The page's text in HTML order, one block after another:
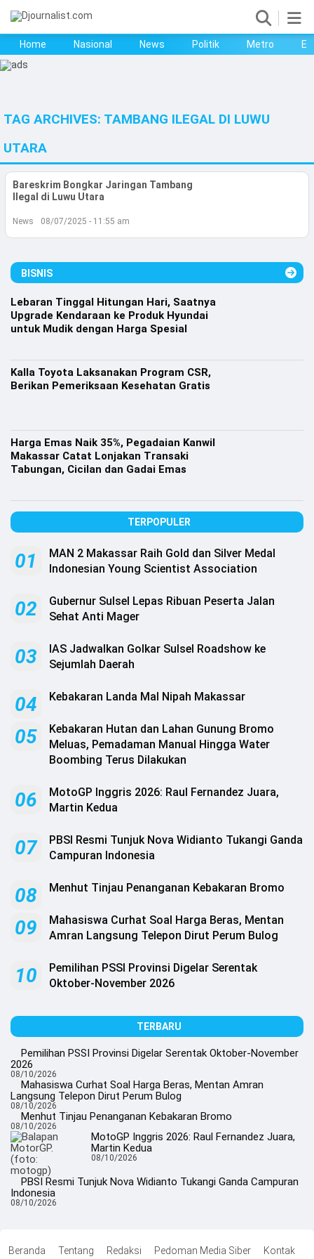
Home
Politik
Metro
Ekonomi
Kesehatan
Lifestyle
Bola
Copyright
2026
Djournalist.com
Right
Reserved
Home Nasional News Politik Metro
TAG ARCHIVES: TAMBANG ILEGAL DI LUWU
UTARA
Bareskrim Bongkar Jaringan Tambang
Ilegal di Luwu Utara
News 08/07/2025 - 11:55 am
BISNIS
Lebaran Tinggal Hitungan Hari, Saatnya
Upgrade Kendaraan ke Produk Hyundai
untuk Mudik dengan Harga Spesial
Kalla Toyota Laksanakan Program CSR,
Berikan Pemeriksaan Kesehatan Gratis
Harga Emas Naik 35%, Pegadaian Kanwil
Makassar Catat Lonjakan Transaki
Tabungan, Cicilan dan Gadai Emas
TERPOPULER
01
MAN 2 Makassar Raih Gold dan Silver Medal
Indonesian Young Scientist Association
02
Gubernur Sulsel Lepas Ribuan Peserta Jalan
Sehat Anti Mager
03
IAS Jadwalkan Golkar Sulsel Roadshow ke
Sejumlah Daerah
04 Kebakaran Landa Mal Nipah Makassar
05
‎Kebakaran Hutan dan Lahan Gunung Bromo
Meluas, Pemadaman Manual Hingga Water
Boombing Terus Dilakukan ‎
06
MotoGP Inggris 2026: Raul Fernandez Juara,
Martin Kedua
07
PBSI Resmi Tunjuk Nova Widianto Tukangi Ganda
Campuran Indonesia
08 Menhut Tinjau Penanganan Kebakaran Bromo
09
Mahasiswa Curhat Soal Harga Beras, Mentan
Amran Langsung Telepon Dirut Perum Bulog
10
Pemilihan PSSI Provinsi Digelar Serentak
Oktober-November 2026
TERBARU
Pemilihan PSSI Provinsi Digelar Serentak Oktober-November
2026
08/10/2026
Mahasiswa Curhat Soal Harga Beras, Mentan Amran
Langsung Telepon Dirut Perum Bulog
08/10/2026
Menhut Tinjau Penanganan Kebakaran Bromo
08/10/2026
MotoGP Inggris 2026: Raul Fernandez Juara,
Martin Kedua
08/10/2026
PBSI Resmi Tunjuk Nova Widianto Tukangi Ganda Campuran
Indonesia
08/10/2026
Beranda Tentang Redaksi Pedoman Media Siber Kontak